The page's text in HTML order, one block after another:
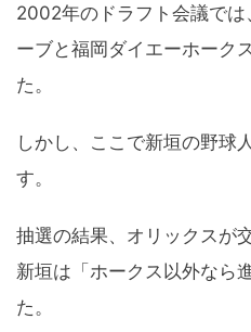
2002年のドラフト会議で
ーブと福岡ダイエーホーク
た。
しかし、ここで新垣の野球
す。
抽選の結果、オリックスが
新垣は「ホークス以外なら
た。